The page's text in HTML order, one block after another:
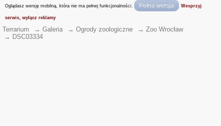
Oglądasz wersję mobilną, która nie ma pełnej funkcjonalności. Pełna wersja Wesprzyj
serwis, wyłącz reklamy
Terrarium → Galeria → Ogrody zoologiczne → Zoo Wrocław
→ DSC03334